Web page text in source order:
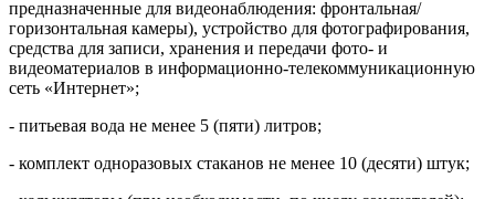
предназначенные для видеонаблюдения: фронтальная/
горизонтальная камеры), устройство для фотографирования,
средства для записи, хранения и передачи фото- и
видеоматериалов в информационно-телекоммуникационную
сеть «Интернет»;
- питьевая вода не менее 5 (пяти) литров;
- комплект одноразовых стаканов не менее 10 (десяти) штук;